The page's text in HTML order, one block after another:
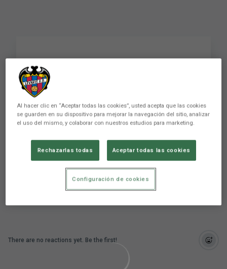
¿Cómo meter un gol
desde 55 metros? De
Frutos te lo cuenta en
primera persona
Frutos te lo cuenta en primera persona
There are no reactions yet. Be the first!
Al hacer clic en “Aceptar todas las cookies”, usted acepta que las cookies
se guarden en su dispositivo para mejorar la navegación del sitio, analizar
el uso del mismo, y colaborar con nuestros estudios para marketing.
Rechazarlas todas Aceptar todas las cookies
Configuración de cookies